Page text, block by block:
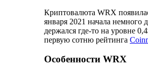
Криптовалюта WRX
января 2021 начала немного
держался где-то на уровне
первую сотню рейтинга
Особенности WRX